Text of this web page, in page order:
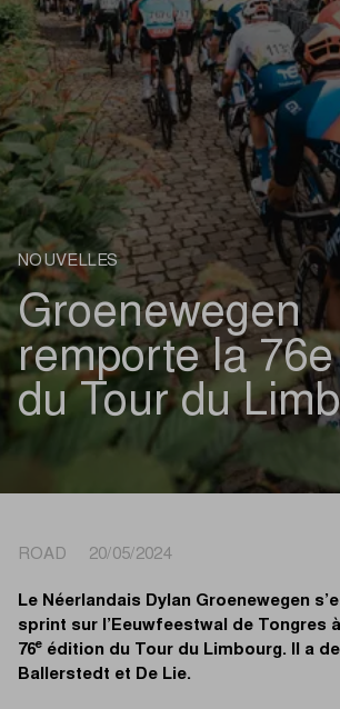
NOUVELLES
Groenewegen
remporte la
du Tour du
ROAD 20/05/2024
Le Néerlandais Dylan Groenewegen
sprint sur l’Eeuwfeestwal de Tongres
76e édition du Tour du Limbourg. Il a
Ballerstedt et De Lie.